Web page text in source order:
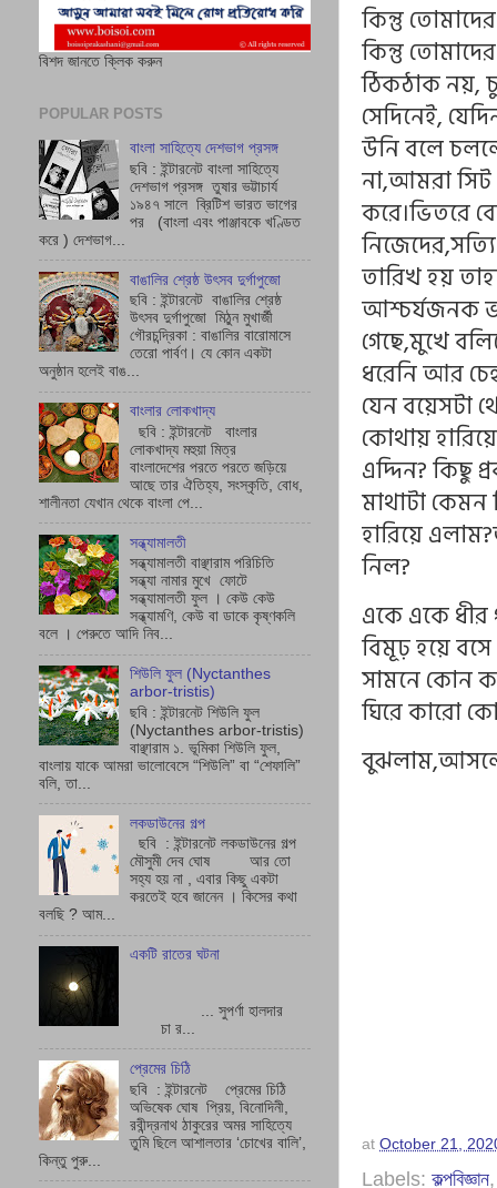
কিন্তু
কিন্তু
ঠিকঠাক নয়,
সেদিনেই,
উনি বলে
না,আমরা সিট
করে।ভিতরে
তারিখ হয়
আশ্চর্যজনক
গেছে,মুখে
ধরেনি আর
যেন বয়েসটা
কোথায়
এদ্দিন? কিছু
মাথাটা
হারিয়ে
নিল?
একে একে
বিমূঢ় হয়ে
সামনে কোন
ঘিরে কারো
বুঝলাম,আসলে
at October 21,
Labels: কল্পবিজ্ঞান
বিশদ জানতে ক্লিক করুন
POPULAR POSTS
বাংলা সাহিত্যে দেশভাগ প্রসঙ্গ
ছবি : ইন্টারনেট বাংলা সাহিত্যে
দেশভাগ প্রসঙ্গ তুষার ভট্টাচাৰ্য
১৯৪৭ সালে ব্রিটিশ ভারত ভাগের
পর (বাংলা এবং পাঞ্জাবকে খণ্ডিত
করে ) দেশভাগ...
বাঙালির শ্রেষ্ঠ উৎসব দুর্গাপুজো
ছবি : ইন্টারনেট বাঙালির শ্রেষ্ঠ
উৎসব দুর্গাপুজো মিঠুন মুখার্জী
গৌরচন্দ্রিকা : বাঙালির বারোমাসে
তেরো পার্বণ। যে কোন একটা
অনুষ্ঠান হলেই বাঙ...
বাংলার লোকখাদ্য
ছবি : ইন্টারনেট বাংলার
লোকখাদ্য মহুয়া মিত্র
বাংলাদেশের পরতে পরতে জড়িয়ে
আছে তার ঐতিহ্য, সংস্কৃতি, বোধ,
শালীনতা যেখান থেকে বাংলা পে...
সন্ধ্যামালতী
সন্ধ্যামালতী বাঞ্ছারাম পরিচিতি
সন্ধ্যা নামার মুখে ফোটে
সন্ধ্যামালতী ফুল । কেউ কেউ
সন্ধ্যামণি, কেউ বা ডাকে কৃষ্ণকলি
বলে । পেরুতে আদি নিব...
শিউলি ফুল (Nyctanthes
arbor-tristis)
ছবি : ইন্টারনেট শিউলি ফুল
(Nyctanthes arbor-tristis)
বাঞ্ছারাম ১. ভূমিকা শিউলি ফুল,
বাংলায় যাকে আমরা ভালোবেসে “শিউলি” বা “শেফালি”
বলি, তা...
লকডাউনের গল্প
ছবি : ইন্টারনেট লকডাউনের গল্প
মৌসুমী দেব ঘোষ আর তো
সহ্য হয় না , এবার কিছু একটা
করতেই হবে জানেন । কিসের কথা
বলছি ? আম...
একটি রাতের ঘটনা
... সুপর্ণা হালদার
চা র...
প্রেমের চিঠি
ছবি : ইন্টারনেট প্রেমের চিঠি
অভিষেক ঘোষ প্রিয়, বিনোদিনী,
রবীন্দ্রনাথ ঠাকুরের অমর সাহিত্যে
তুমি ছিলে আশালতার ‘চোখের বালি’,
কিন্তু পুরু...